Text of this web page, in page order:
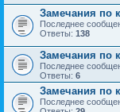
Замечания по
Последнее
Ответы: 138
Замечания по
Последнее
Ответы: 6
Замечания по
Последнее